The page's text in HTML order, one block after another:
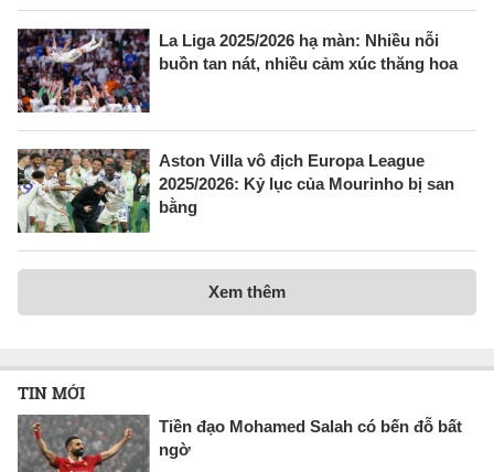
La Liga 2025/2026 hạ màn: Nhiều nỗi
buồn tan nát, nhiều cảm xúc thăng hoa
Aston Villa vô địch Europa League
2025/2026: Kỷ lục của Mourinho bị san
bằng
Xem thêm
TIN MỚI
Tiền đạo Mohamed Salah có bến đỗ bất
ngờ